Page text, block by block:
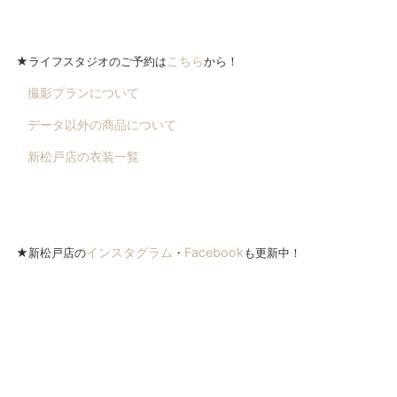
★ライフスタジオのご予約は こちらから！
撮影プランについて
データ以外の商品について
新松戸店の衣装一覧
★新松戸店のインスタグラム ・ Facebookも更新中！